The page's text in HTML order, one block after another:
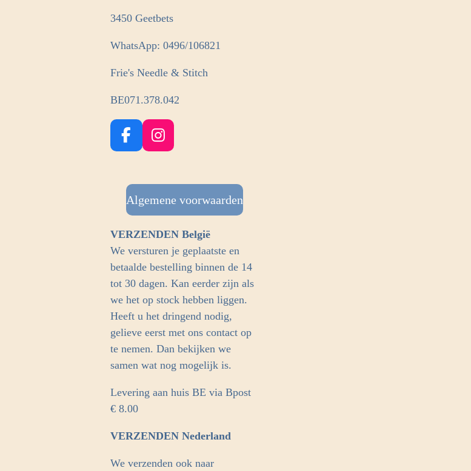
3450 Geetbets
WhatsApp: 0496/106821
Frie's Needle & Stitch
BE071.378.042
F
e
b
o
o
I
t
a
g
r
m
Algemene voorwaarden
VERZENDEN België
We versturen je geplaatste en
betaalde bestelling binnen de 14
tot 30 dagen. Kan eerder zijn als
we het op stock hebben liggen.
Heeft u het dringend nodig,
gelieve eerst met ons contact op
te nemen. Dan bekijken we
samen wat nog mogelijk is.
Levering aan huis BE via Bpost
€ 8.00
VERZENDEN Nederland
We verzenden ook naar